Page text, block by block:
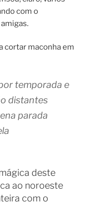
com o
cortar maconha em
temporada e
distantes
parada
deste
ao noroeste
com o